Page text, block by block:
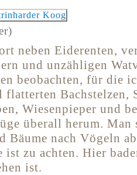
neben Eiderenten,
und unzähligen
beobachten, für die
Bachstelzen,
Wiesenpieper und
überall herum.
Bäume nach Vögeln
ist zu achten. Hier
ist.